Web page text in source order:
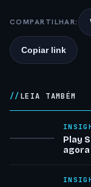
COMPARTILHAR:
Copiar link
LEIA TAMBÉM
Play
agora